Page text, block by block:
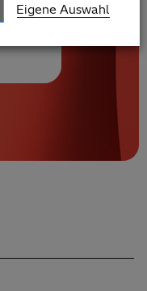
Eigene Auswahl